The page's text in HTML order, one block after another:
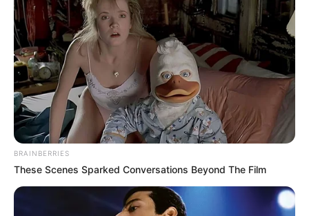
BRAINBERRIES
These Scenes Sparked Conversations Beyond The Film